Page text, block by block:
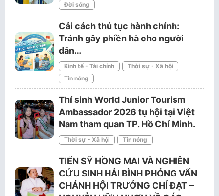
Đời sống
Cải cách thủ tục hành chính:
Tránh gây phiền hà cho người
dân…
Kinh tế - Tài chính
Thời sự - Xã hội
Tin nóng
Thí sinh World Junior Tourism
Ambassador 2026 tụ hội tại Việt
Nam tham quan TP. Hồ Chí Minh.
Thời sự - Xã hội Tin nóng
TIẾN SỸ HỒNG MAI VÀ NGHIÊN
CỨU SINH HẢI BÌNH PHỎNG VẤN
CHÁNH HỘI TRƯỞNG CHÍ ĐẠT –